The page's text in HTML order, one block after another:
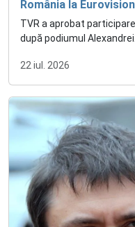
România la
TVR a aprobat
după podiumul Alexandrei...
22 iul. 2026